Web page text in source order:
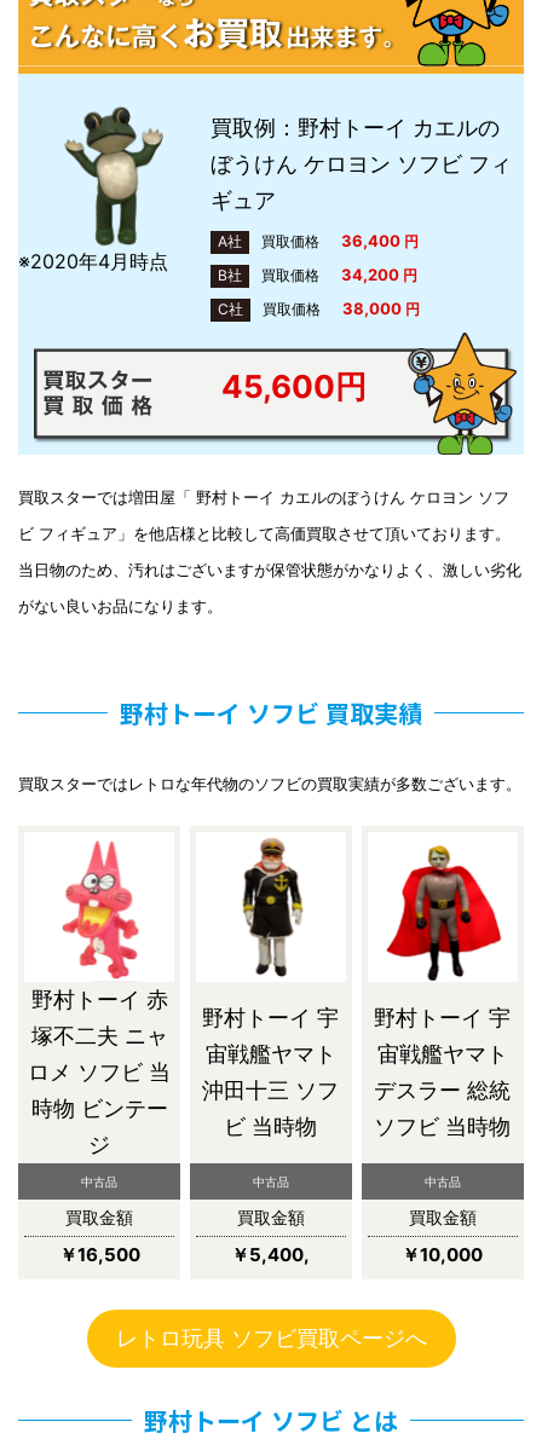
買取例：野村トーイ カエルの
ぼうけん ケロヨン ソフビ フィ
ギュア
A社 買取価格 36,400円
B社
買取価格 34,200円
C社
買取価格 38,000 円
※2020年4月時点
45,600円
買取スターでは増田屋「 野村トーイ カエルのぼうけん ケロヨン ソフ
ビ フィギュア」を他店様と比較して高価買取させて頂いております。
当日物のため、汚れはございますが保管状態がかなりよく、激しい劣化
がない良いお品になります。
野村トーイ ソフビ 買取実績
買取スターではレトロな年代物のソフビの買取実績が多数ございます。
野村トーイ 赤
塚不二夫 ニャ
ロメ ソフビ 当
時物 ビンテー
ジ
中古品
買取金額
￥16,500
野村トーイ 宇
宙戦艦ヤマト
沖田十三 ソフ
ビ 当時物
中古品
買取金額
￥5,400,
野村トーイ 宇
宙戦艦ヤマト
デスラー 総統
ソフビ 当時物
中古品
買取金額
￥10,000
レトロ玩具 ソフビ買取ページへ
野村トーイ ソフビ とは